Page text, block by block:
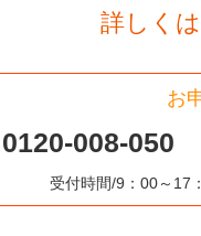
詳しく
お
0120-008-050
受付時間/9：00～17